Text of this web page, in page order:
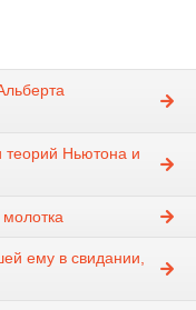
теорий Ньютона и
ему в свидании,